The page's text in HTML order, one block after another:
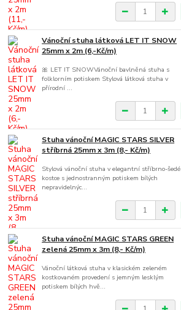
Vánoční stuha látková LET IT SNOW
25mm x 2m (6,-Kč/m)
🎀 LET IT SNOWVánoční bavlněná stuha s
folklorním potiskem Stylová látková stuha v
přírodní ...
Stuha vánoční MAGIC STARS SILVER
stříbrná 25mm x 3m (8,- Kč/m)
Stylová vánoční stuha v elegantní stříbrno-šedé
kostce s jednostranným potiskem bílých
nepravidelnýc...
Stuha vánoční MAGIC STARS GREEN
zelená 25mm x 3m (8,- Kč/m)
Vánoční látková stuha v klasickém zeleném
kostkovaném provedení s jemným lesklým
potiskem bílých hvě...